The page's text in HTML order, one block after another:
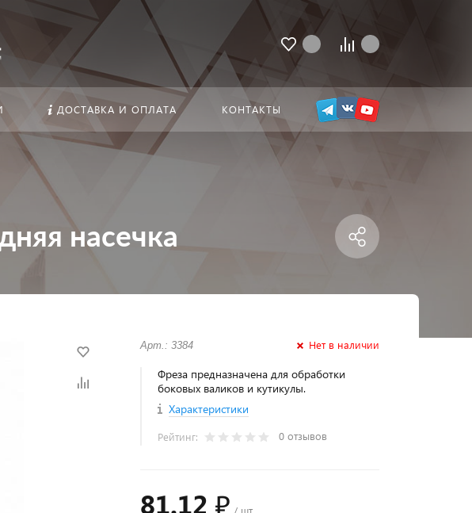
ДОСТАВКА И ОПЛАТА КОНТАКТЫ
насечка
Арт.: 3384 Нет в наличии
Фреза предназначена для обработки
боковых валиков и кутикулы.
Характеристики
Рейтинг: 0 отзывов
81.12 ₽ / шт